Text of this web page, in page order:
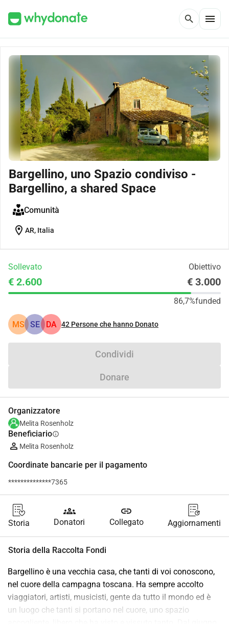
search menu
Bargellino, uno Spazio condiviso -
Bargellino, a shared Space
Comunità
location_on AR, Italia
Sollevato Obiettivo
€ 2.600 € 3.000
86,7%funded
MS SE DA 42 Persone che hanno Donato
Condividi
Donare
Organizzatore
Melita Rosenholz
Beneficiarioinfo
Melita Rosenholz
Coordinate bancarie per il pagamento
**************7365
Storia
groups
Donatori
link
Collegato Aggiornamenti
Storia della Raccolta Fondi
Bargellino è una vecchia casa, che tanti di voi conoscono,
nel cuore della campagna toscana. Ha sempre accolto
viaggiatori, artisti, musicisti, gente da tutto il mondo ed è
un luogo che tanti si portano nel cuore, uno spazio